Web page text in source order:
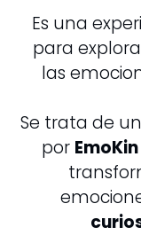
Es una
para
las
Se trata de
por